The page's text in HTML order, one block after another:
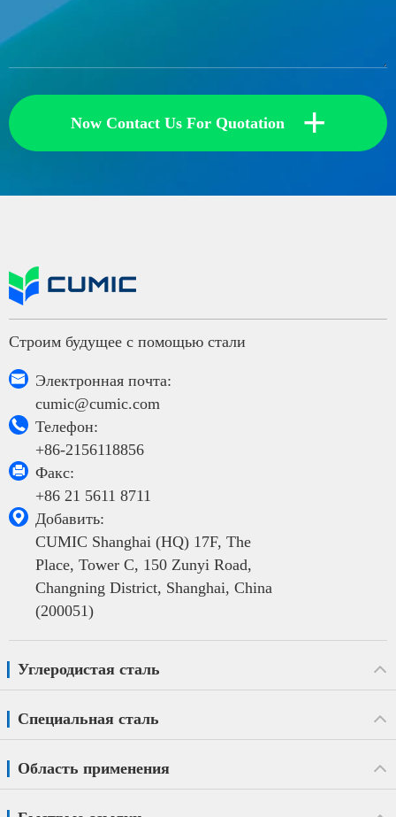
Now Contact Us For Quotation +
Строим будущее с помощью стали

Электронная почта:
cumic@cumic.com

Телефон:
+86-2156118856

Факс:
+86 21 5611 8711

Добавить:
CUMIC Shanghai (HQ) 17F, The
Place, Tower C, 150 Zunyi Road,
Changning District, Shanghai, China
(200051)
Углеродистая сталь
Специальная сталь
Область применения